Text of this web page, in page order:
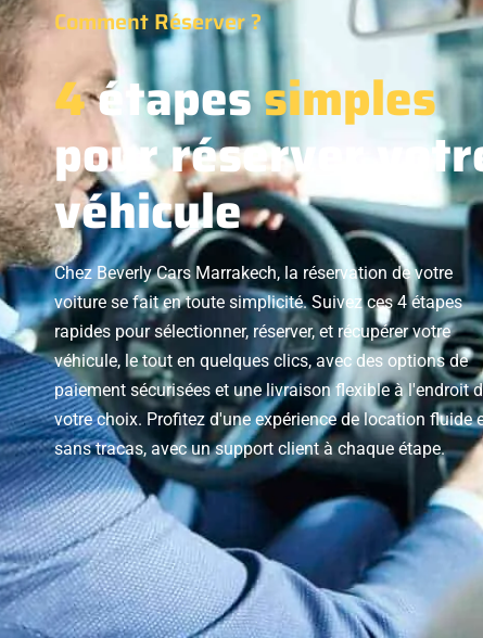
Comment Réserver ?
4étapessimples
pour réserver
véhicule
Chez Beverly Cars Marrakech, la réservation de votre
voiture se fait en toute simplicité. Suivez ces 4 étapes
rapides pour sélectionner, réserver, et récupérer votre
véhicule, le tout en quelques clics, avec des options de
paiement sécurisées et une livraison flexible à l'endroit
votre choix. Profitez d'une expérience de location fluide
sans tracas, avec un support client à chaque étape.